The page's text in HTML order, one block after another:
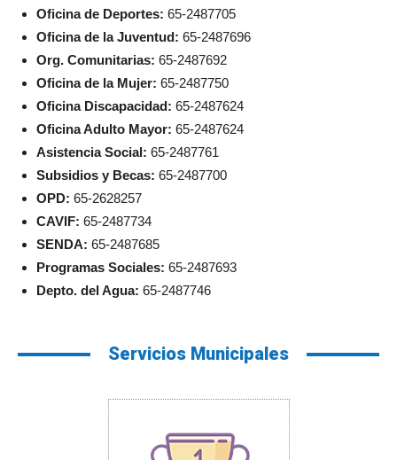
Oficina de Deportes: 65-2487705
Oficina de la Juventud: 65-2487696
Org. Comunitarias: 65-2487692
Oficina de la Mujer: 65-2487750
Oficina Discapacidad: 65-2487624
Oficina Adulto Mayor: 65-2487624
Asistencia Social: 65-2487761
Subsidios y Becas: 65-2487700
OPD: 65-2628257
CAVIF: 65-2487734
SENDA: 65-2487685
Programas Sociales: 65-2487693
Depto. del Agua: 65-2487746
Servicios Municipales